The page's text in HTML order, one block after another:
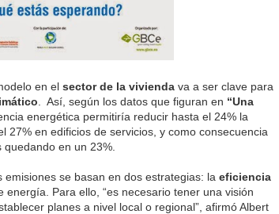
en el sector de la vivienda va a ser clave para
. Así, según los datos que figuran en “Una
energética permitiría reducir hasta el 24% la
27% en edificios de servicios, y como consecuencia
en un 23%.
se basan en dos estrategias: la eficiencia
energía. Para ello, “es necesario tener una visión
planes a nivel local o regional”, afirmó Albert